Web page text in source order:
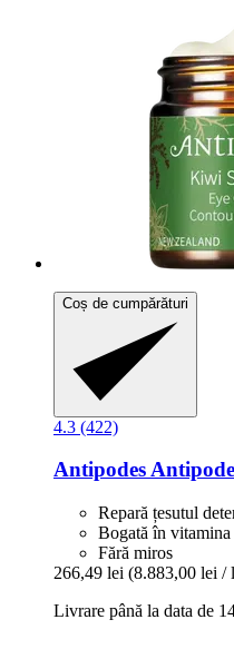
Coș de cumpărături
4.3 (422)
Antipodes
Repară țesutul
Bogată în vitamina
Fără miros
266,49 lei (8.883,00 lei /
Livrare până la data de